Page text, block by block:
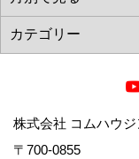
株式会社 コムハウ
〒700-0855